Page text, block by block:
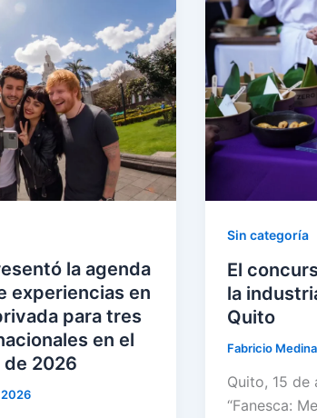
la agenda
experiencias en
para tres
en el
2026
Sin categoría
El
la
Quito
Fabricio Medina
Quito, 15 de
“Fanesca: